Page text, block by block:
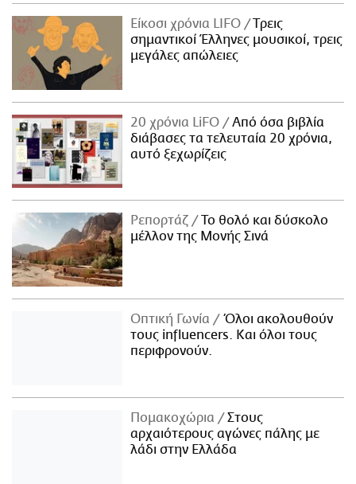
Είκοσι χρόνια LIFO
Tρεις
σημαντικοί Έλληνες μουσικοί, τρεις
μεγάλες απώλειες
20 χρόνια LiFO
Από όσα βιβλία
διάβασες τα τελευταία 20 χρόνια,
αυτό ξεχωρίζεις
Ρεπορτάζ
Το θολό και δύσκολο
μέλλον της Μονής Σινά
Οπτική Γωνία
Όλοι ακολουθούν
τους influencers. Και όλοι τους
περιφρονούν.
Πομακοχώρια
Στους
αρχαιότερους αγώνες πάλης με
λάδι στην Ελλάδα